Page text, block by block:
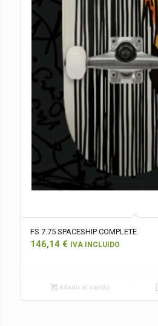
FS 7.75 SPACESHIP COMPLETE
146,14 € IVA INCLUIDO
Añadir al carrito